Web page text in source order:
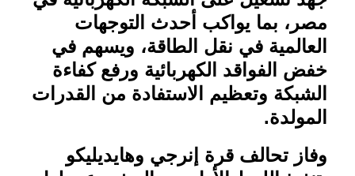
مصر، بما يواكب أحدث التوجهات
العالمية في نقل الطاقة، ويسهم في
خفض الفواقد الكهربائية ورفع كفاءة
الشبكة وتعظيم الاستفادة من القدرات
المولدة.
وفاز تحالف قرة إنرجي وهايديليكو